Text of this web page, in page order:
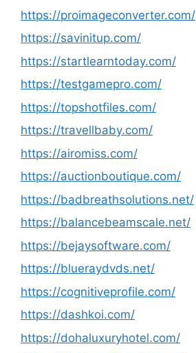
https://proimageconverter.com/
https://savinitup.com/
https://startlearntoday.com/
https://testgamepro.com/
https://topshotfiles.com/
https://travellbaby.com/
https://airomiss.com/
https://auctionboutique.com/
https://badbreathsolutions.net/
https://balancebeamscale.net/
https://bejaysoftware.com/
https://blueraydvds.net/
https://cognitiveprofile.com/
https://dashkoi.com/
https://dohaluxuryhotel.com/